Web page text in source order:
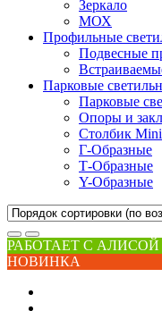
Зеркало
МОХ
Профильные
Подвесные
Парковые
Парковые
Опоры и
Столбик Mini
Г-Образные
Т-Образные
Y-Образные
РАБОТАЕТ С АЛИСОЙ
НОВИНКА